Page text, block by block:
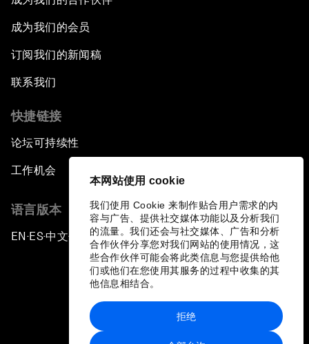
本网站使用 cookie
我们使用 Cookie 来制作贴合用户需求的内
容与广告、提供社交媒体功能以及分析我们
的流量。我们还会与社交媒体、广告和分析
合作伙伴分享您对我们网站的使用情况，这
些合作伙伴可能会将此类信息与您提供给他
们或他们在您使用其服务的过程中收集的其
他信息相结合。
拒绝
成为我们的会员
订阅我们的新闻稿
联系我们
快捷链接
论坛可持续性
工作机会
语言版本
EN ▪ES▪中文▪ 日本語